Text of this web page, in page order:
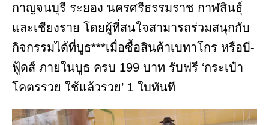
กาญจนบุรี ระยอง นครศรีธรรมราช กาฬสินธุ์
และเชียงราย โดยผู้ที่สนใจสามารถร่วมสนุกกับ
กิจกรรมได้ที่บูธ***เมื่อซื้อสินค้าเบทาโกร หรือบี-
ฟู้ดส์ ภายในบูธ ครบ 199 บาท รับฟรี ‘กระเป๋า
โคตรรวย ใช้แล้วรวย’ 1 ใบทันที